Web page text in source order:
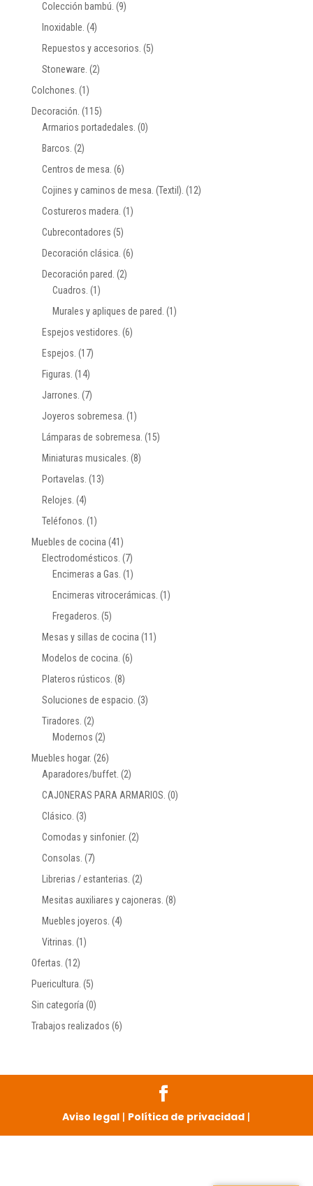
Colección bambú. (9)
Inoxidable. (4)
Repuestos y accesorios. (5)
Stoneware. (2)
Colchones. (1)
Decoración. (115)
Armarios portadedales. (0)
Barcos. (2)
Centros de mesa. (6)
Cojines y caminos de mesa. (Textil). (12)
Costureros madera. (1)
Cubrecontadores (5)
Decoración clásica. (6)
Decoración pared. (2)
Cuadros. (1)
Murales y apliques de pared. (1)
Espejos vestidores. (6)
Espejos. (17)
Figuras. (14)
Jarrones. (7)
Joyeros sobremesa. (1)
Lámparas de sobremesa. (15)
Miniaturas musicales. (8)
Portavelas. (13)
Relojes. (4)
Teléfonos. (1)
Muebles de cocina (41)
Electrodomésticos. (7)
Encimeras a Gas. (1)
Encimeras vitrocerámicas. (1)
Fregaderos. (5)
Mesas y sillas de cocina (11)
Modelos de cocina. (6)
Plateros rústicos. (8)
Soluciones de espacio. (3)
Tiradores. (2)
Modernos (2)
Muebles hogar. (26)
Aparadores/buffet. (2)
CAJONERAS PARA ARMARIOS. (0)
Clásico. (3)
Comodas y sinfonier. (2)
Consolas. (7)
Librerias / estanterias. (2)
Mesitas auxiliares y cajoneras. (8)
Muebles joyeros. (4)
Vitrinas. (1)
Ofertas. (12)
Puericultura. (5)
Sin categoría (0)
Trabajos realizados (6)
Aviso legal | Política de privacidad |